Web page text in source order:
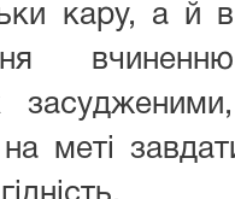
кару, а й
меті